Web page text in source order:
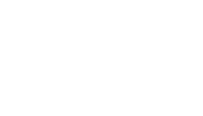
und dieses Medium generieren möchten.